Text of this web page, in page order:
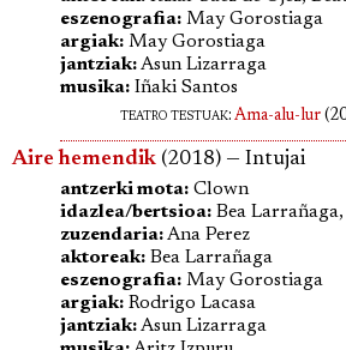
eszenografia: May Gorostiaga
argiak: May Gorostiaga
jantziak:Asun Lizarraga
musika: Iñaki Santos
teatro testuak: Ama-alu-lur
Aire hemendik (2018) — Intujai
antzerki mota: Clown
idazlea/bertsioa: Bea Larrañaga,
zuzendaria:Ana Perez
aktoreak: Bea Larrañaga
eszenografia: May Gorostiaga
argiak: Rodrigo Lacasa
jantziak:Asun Lizarraga